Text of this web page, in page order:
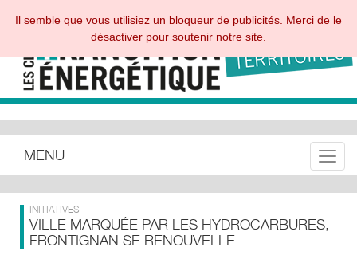
MENU
INITIATIVES
VILLE MARQUÉE PAR LES HYDROCARBURES,
FRONTIGNAN SE RENOUVELLE
Il semble que vous utilisiez un bloqueur de publicités. Merci de le
désactiver pour soutenir notre site.